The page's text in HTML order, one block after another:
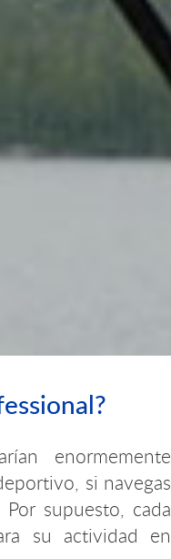
enormemente
si navegas
supuesto, cada
su actividad en